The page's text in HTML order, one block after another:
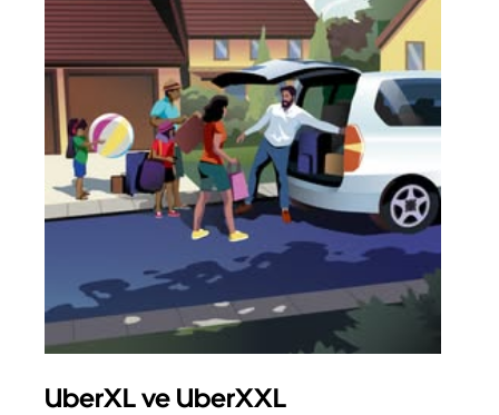
UberXL ve UberXXL